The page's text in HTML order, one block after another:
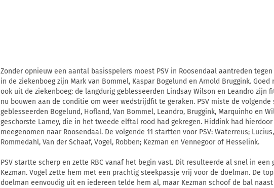
Zonder opnieuw een aantal basisspelers moest PSV in Roosendaal aantreden tegen
in de ziekenboeg zijn Mark van Bommel, Kaspar Bogelund en Arnold Bruggink.
ook uit de ziekenboeg: de langdurig geblesseerden Lindsay Wilson en Leandro zijn
nu bouwen aan de conditie om weer wedstrijdfit te geraken. PSV miste de volgende
geblesseerden Bogelund, Hofland, Van Bommel, Leandro, Bruggink, Marquinho en
geschorste Lamey, die in het tweede elftal rood had gekregen. Hiddink had hierdoor
meegenomen naar Roosendaal. De volgende 11 startten voor PSV: Waterreus;
Rommedahl, Van der Schaaf, Vogel, Robben; Kezman en Vennegoor of Hesselink.
PSV startte scherp en zette RBC vanaf het begin vast. Dit resulteerde al snel in een
Kezman. Vogel zette hem met een prachtig steekpassje vrij voor de doelman. De
doelman eenvoudig uit en iedereen telde hem al, maar Kezman schoof de bal